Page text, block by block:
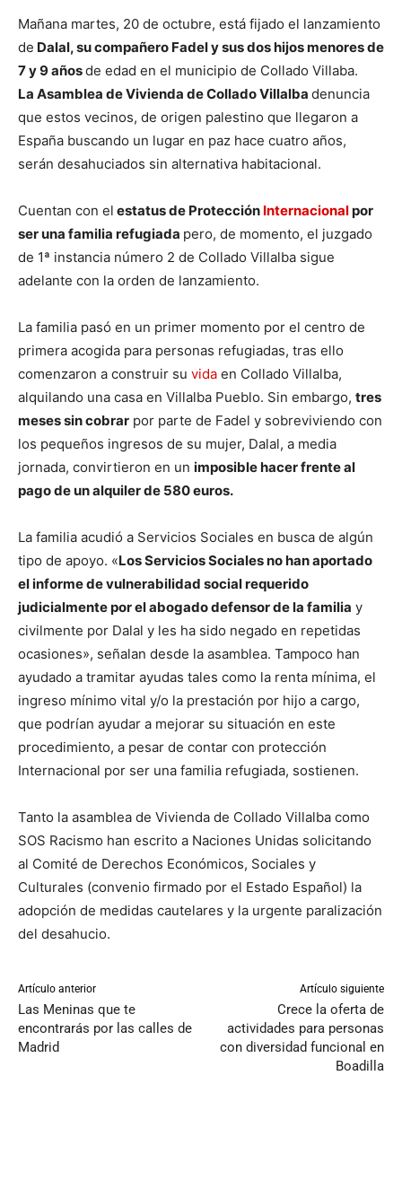
Mañana martes, 20 de octubre, está fijado el lanzamiento
de Dalal, su compañero Fadel y sus dos hijos menores de
7 y 9 añosde edad en el municipio de Collado Villaba.
La Asamblea de Vivienda de Collado Villalba denuncia
que estos vecinos, de origen palestino que llegaron a
España buscando un lugar en paz hace cuatro años,
serán desahuciados sin alternativa habitacional.
Cuentan con el estatus de Protección Internacionalpor
ser una familia refugiada pero, de momento, el juzgado
de 1ª instancia número 2 de Collado Villalba sigue
adelante con la orden de lanzamiento.
La familia pasó en un primer momento por el centro de
primera acogida para personas refugiadas, tras ello
comenzaron a construir su vida en Collado Villalba,
alquilando una casa en Villalba Pueblo. Sin embargo, tres
meses sin cobrar por parte de Fadel y sobreviviendo con
los pequeños ingresos de su mujer, Dalal, a media
jornada, convirtieron en un imposible hacer frente al
pago de un alquiler de 580 euros.
La familia acudió a Servicios Sociales en busca de algún
tipo de apoyo. «Los Servicios Sociales no han aportado
el informe de vulnerabilidad social requerido
judicialmente por el abogado defensor de la familia y
civilmente por Dalal y les ha sido negado en repetidas
ocasiones», señalan desde la asamblea. Tampoco han
ayudado a tramitar ayudas tales como la renta mínima, el
ingreso mínimo vital y/o la prestación por hijo a cargo,
que podrían ayudar a mejorar su situación en este
procedimiento, a pesar de contar con protección
Internacional por ser una familia refugiada, sostienen.
Tanto la asamblea de Vivienda de Collado Villalba como
SOS Racismo han escrito a Naciones Unidas solicitando
al Comité de Derechos Económicos, Sociales y
Culturales (convenio firmado por el Estado Español) la
adopción de medidas cautelares y la urgente paralización
del desahucio.
Artículo anterior
Las Meninas que te
encontrarás por las calles de
Madrid
Artículo siguiente
Crece la oferta de
actividades para personas
con diversidad funcional en
Boadilla